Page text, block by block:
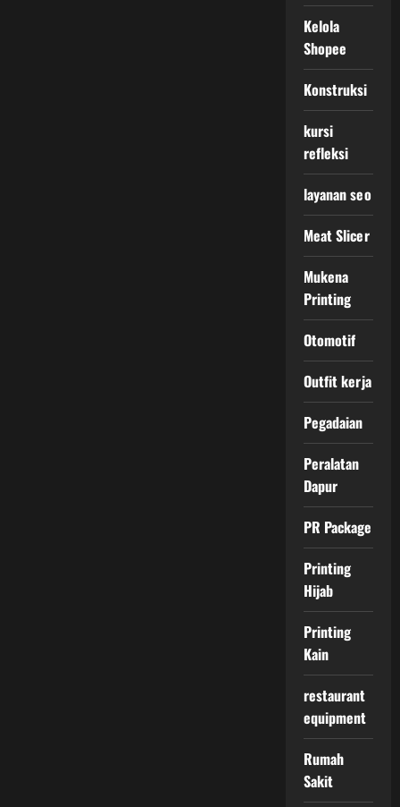
Kelola
Shopee
Konstruksi
kursi
refleksi
layanan seo
Meat Slicer
Mukena
Printing
Otomotif
Outfit kerja
Pegadaian
Peralatan
Dapur
PR Package
Printing
Hijab
Printing
Kain
restaurant
equipment
Rumah
Sakit